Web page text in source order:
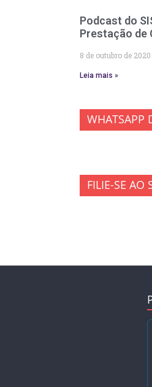
Podcast do
Prestação de
8 de outubro de 2020
Leia mais »
WHATSAPP
FILIE-SE AO